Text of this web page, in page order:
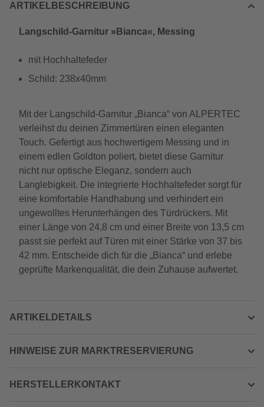
ARTIKELBESCHREIBUNG
Langschild-Garnitur »Bianca«, Messing
mit Hochhaltefeder
Schild: 238x40mm
Mit der Langschild-Garnitur „Bianca“ von ALPERTEC
verleihst du deinen Zimmertüren einen eleganten
Touch. Gefertigt aus hochwertigem Messing und in
einem edlen Goldton poliert, bietet diese Garnitur
nicht nur optische Eleganz, sondern auch
Langlebigkeit. Die integrierte Hochhaltefeder sorgt für
eine komfortable Handhabung und verhindert ein
ungewolltes Herunterhängen des Türdrückers. Mit
einer Länge von 24,8 cm und einer Breite von 13,5 cm
passt sie perfekt auf Türen mit einer Stärke von 37 bis
42 mm. Entscheide dich für die „Bianca“ und erlebe
geprüfte Markenqualität, die dein Zuhause aufwertet.
ARTIKELDETAILS
HINWEISE ZUR MARKTRESERVIERUNG
HERSTELLERKONTAKT